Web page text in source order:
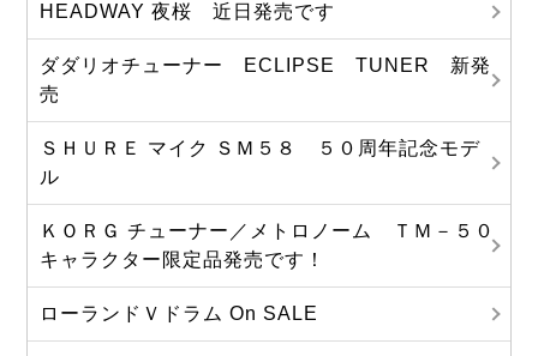
HEADWAY 夜桜 近日発売です
ダダリオチューナー ECLIPSE TUNER 新発
売
ＳＨＵＲＥ マイク ＳＭ５８ ５０周年記念モデ
ル
ＫＯＲＧ チューナー／メトロノーム ＴＭ－５０
キャラクター限定品発売です！
ローランドＶドラム On SALE